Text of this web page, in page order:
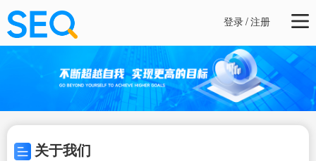
登录/注册
关于我们